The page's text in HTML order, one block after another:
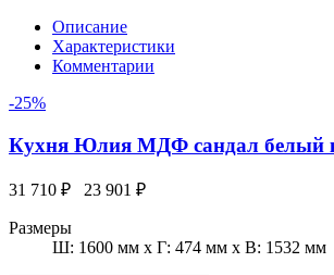
Описание
Характеристики
Комментарии
-25%
Кухня Юлия МДФ сандал белый
31 710 ₽ 23 901 ₽
Размеры
Ш: 1600 мм x Г: 474 мм x В: 1532 мм